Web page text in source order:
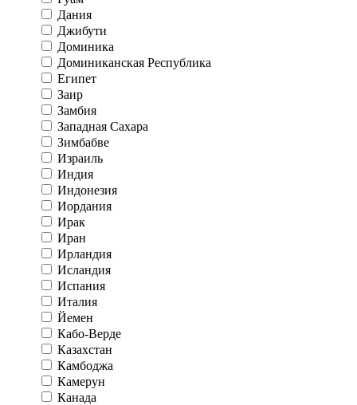
Дания
Джибути
Доминика
Доминиканская Республика
Египет
Заир
Замбия
Западная Сахара
Зимбабве
Израиль
Индия
Индонезия
Иордания
Ирак
Иран
Ирландия
Исландия
Испания
Италия
Йемен
Кабо-Верде
Казахстан
Камбоджа
Камерун
Канада